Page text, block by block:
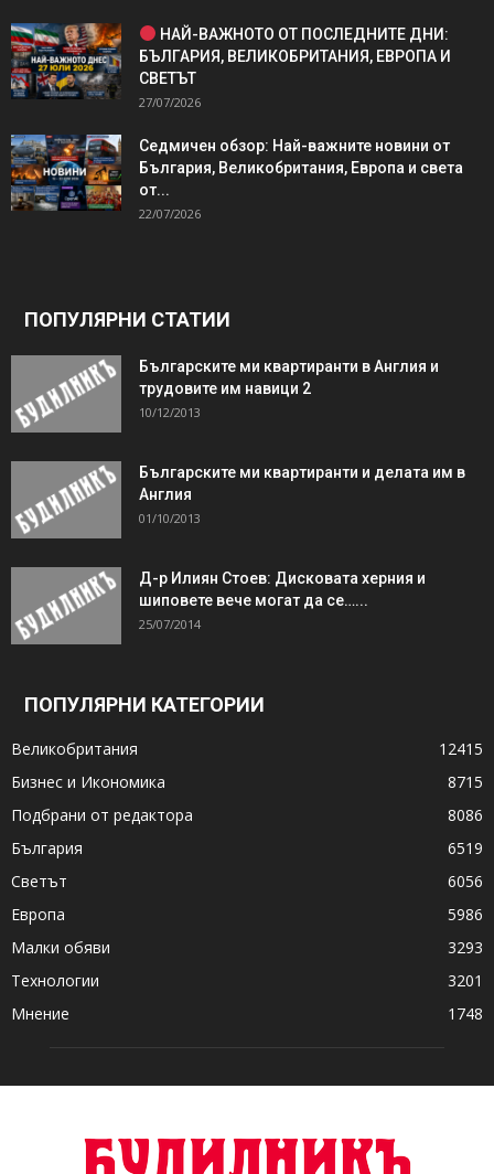
НАЙ-ВАЖНОТО ОТ ПОСЛЕДНИТЕ ДНИ:
БЪЛГАРИЯ, ВЕЛИКОБРИТАНИЯ, ЕВРОПА И
СВЕТЪТ
27/07/2026
Седмичен обзор: Най-важните новини от
България, Великобритания, Европа и света
от...
22/07/2026
ПОПУЛЯРНИ СТАТИИ
Българските ми квартиранти в Англия и
трудовите им навици 2
10/12/2013
Българските ми квартиранти и делата им в
Англия
01/10/2013
Д-р Илиян Стоев: Дисковата херния и
шиповете вече могат да се…...
25/07/2014
ПОПУЛЯРНИ КАТЕГОРИИ
Великобритания
12415
Бизнес и Икономика
8715
Подбрани от редактора
8086
България
6519
Светът
6056
Европа
5986
Малки обяви
3293
Технологии
3201
Мнение
1748